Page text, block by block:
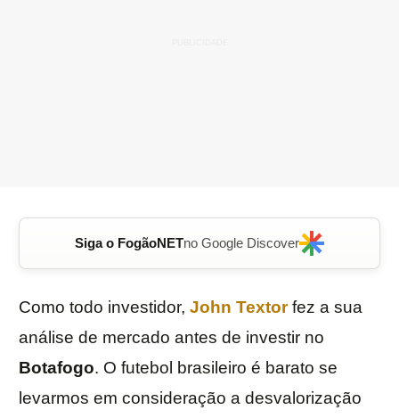
Siga o FogãoNETno Google Discover
Como todo investidor, John Textor fez a sua
análise de mercado antes de investir no
Botafogo. O futebol brasileiro é barato se
levarmos em consideração a desvalorização